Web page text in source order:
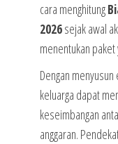
cara menghitung
2026sejak awal
menentukan
Dengan
keluarga dapat
keseimbangan
anggaran.